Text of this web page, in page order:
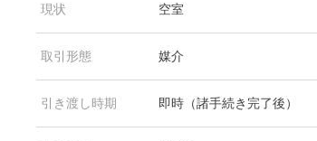
現状 空室
取引形態 媒介
引き渡し時期 即時（諸手続き完了後）